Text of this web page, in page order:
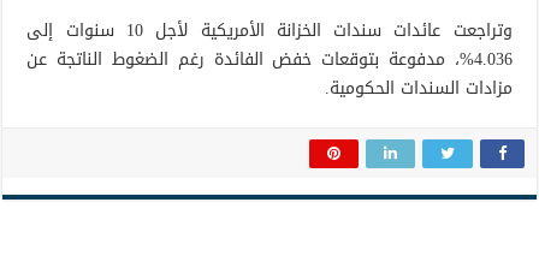
وتراجعت عائدات سندات الخزانة الأمريكية لأجل 10 سنوات إلى
4.036%، مدفوعة بتوقعات خفض الفائدة رغم الضغوط الناتجة عن
مزادات السندات الحكومية.